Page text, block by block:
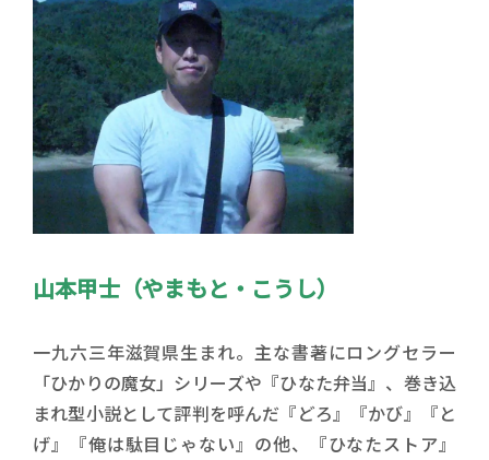
山本甲士（やまもと・こうし）
一九六三年滋賀県生まれ。主な書著にロングセラー
「ひかりの魔女」シリーズや『ひなた弁当』、巻き込
まれ型小説として評判を呼んだ『どろ』『かび』『と
げ』『俺は駄目じゃない』の他、『ひなたストア』